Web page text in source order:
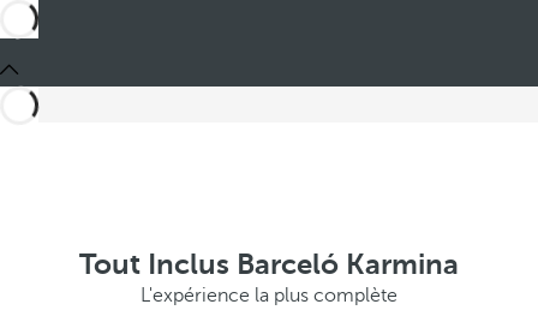
Tout Inclus Barceló Karmina
L'expérience la plus complète